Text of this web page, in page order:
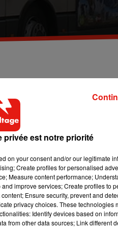
qui nécessite
au garage.
? La question se pose avec la
Les changements doivent
ce nouveau service. SelonLe
Des véhicules pourtant à
privée est notre priorité
on your consent and/or our legitimate
Create profiles for personalised
Measure content performance;
improve services; Create profiles to
Ensure security, prevent and
privacy choices. These technologies
Identify devices based on
from other data sources; Link different